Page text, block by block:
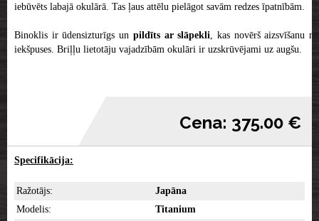
iebūvēts labajā okulārā. Tas ļaus attēlu pielāgot savām redzes īpatnībām.
Binoklis ir ūdensizturīgs un pildīts ar slāpekli , kas novērš aizsvīšanu no
iekšpuses. Briļļu lietotāju vajadzībām okulāri ir uzskrūvējami uz augšu.
Cena: 375.00 €
Specifikācija:
Ražotājs:
Japāna
Modelis:
Titanium